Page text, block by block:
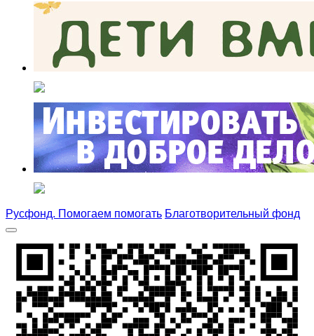
Русфонд. Помогаем помогать Благотворительный фонд